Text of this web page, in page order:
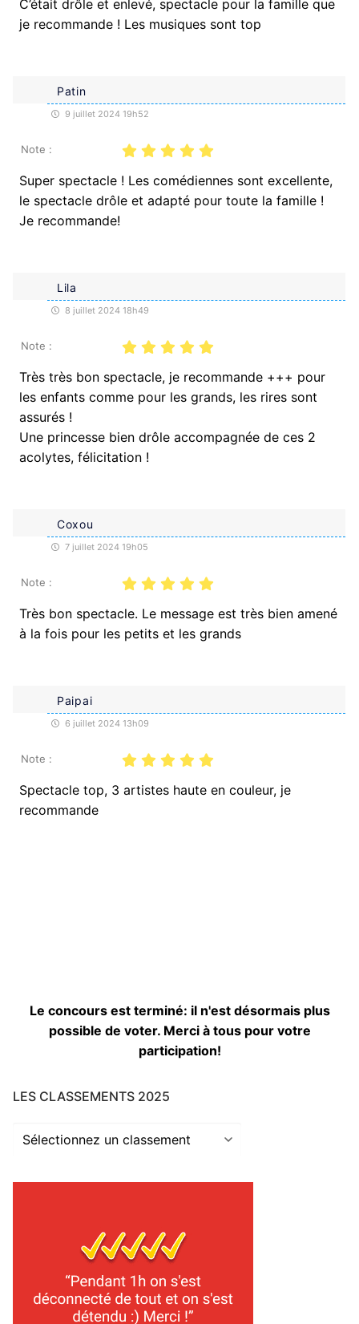
C’était drôle et enlevé, spectacle pour la famille que
je recommande ! Les musiques sont top
Patin
9 juillet 2024 19h52
Note :
Super spectacle ! Les comédiennes sont excellente,
le spectacle drôle et adapté pour toute la famille !
Je recommande!
Lila
8 juillet 2024 18h49
Note :
Très très bon spectacle, je recommande +++ pour
les enfants comme pour les grands, les rires sont
assurés !
Une princesse bien drôle accompagnée de ces 2
acolytes, félicitation !
Coxou
7 juillet 2024 19h05
Note :
Très bon spectacle. Le message est très bien amené
à la fois pour les petits et les grands
Paipai
6 juillet 2024 13h09
Note :
Spectacle top, 3 artistes haute en couleur, je
recommande
Le concours est terminé: il n'est désormais plus
possible de voter. Merci à tous pour votre
participation!
LES CLASSEMENTS 2025
Les